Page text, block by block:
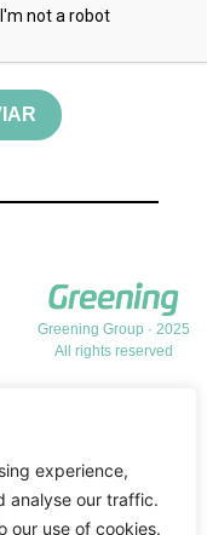
experience,
analyse our traffic.
our use of cookies.
Greening Group · 2025
All rights reserved